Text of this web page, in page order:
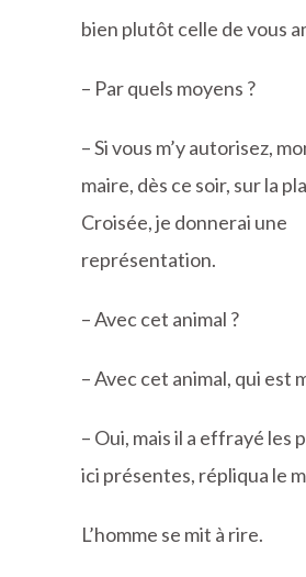
bien plutôt celle de vous
– Par quels moyens ?
– Si vous m’y autorisez,
maire, dès ce soir, sur la
Croisée, je donnerai une
représentation.
– Avec cet animal ?
– Avec cet animal, qui est
– Oui, mais il a effrayé les
ici présentes, répliqua le
L’homme se mit à rire.